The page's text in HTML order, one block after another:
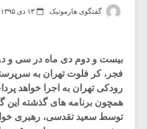
گفتگوی هارمونیک ۱۳ دی ۱۳۹۵
بیست و دوم دی ماه در سی و
فجر، کر فلوت تهران به
رودکی تهران به اجرا خواهد
همچون برنامه های گذشته این
توسط سعید تقدسی، رهبری